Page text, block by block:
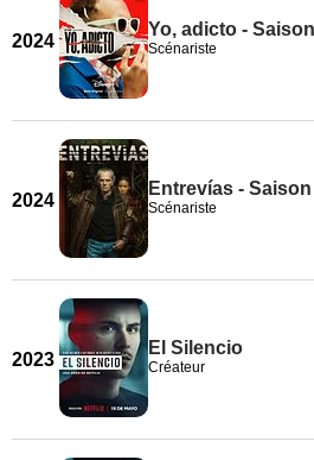
2024
Yo, adicto -
Scénariste
2024
Entrevías - Saison
Scénariste
2023
El Silencio
Créateur